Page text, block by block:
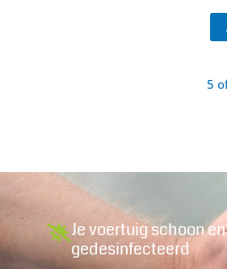
5
Je voertuig schoon en
gedesinfecteerd